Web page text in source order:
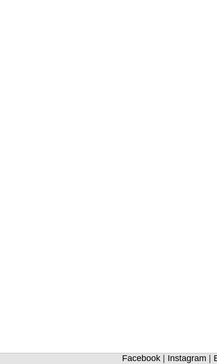
Facebook| Instagram